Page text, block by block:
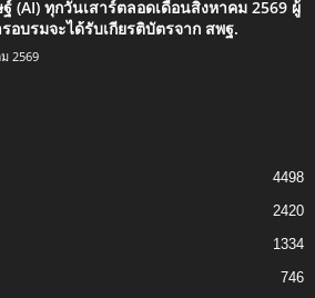
(AI) ทุกวันเสาร์ตลอดเดือนสิงหาคม 2569 ผู้
อบรมจะได้รับเกียรติบัตรจาก สพฐ.
2569
4498
2420
1334
746